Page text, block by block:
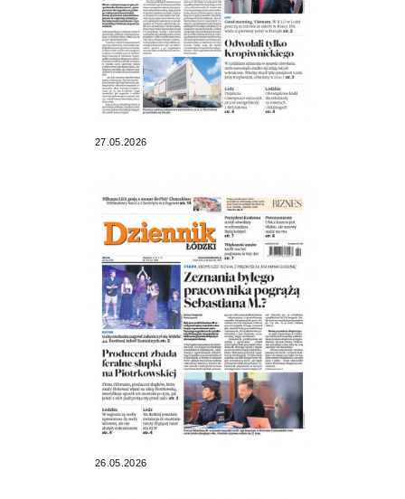
27.05.2026
26.05.2026